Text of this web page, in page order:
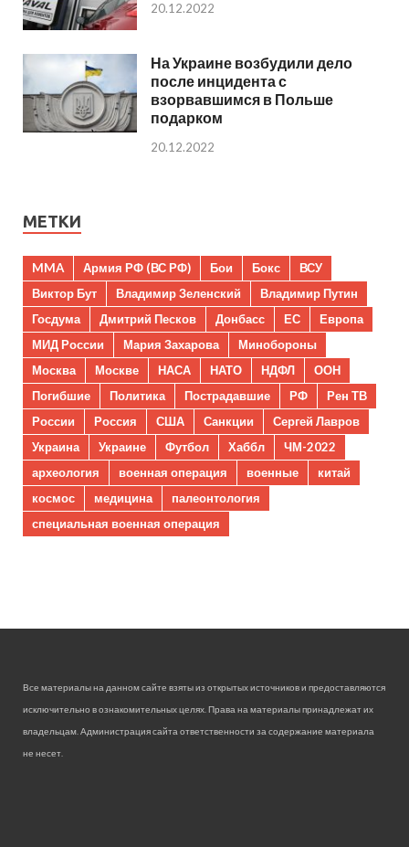
20.12.2022
На Украине возбудили дело
после инцидента с
взорвавшимся в Польше
подарком
20.12.2022
МЕТКИ
MMA Армия РФ (ВС РФ) Бои Бокс
ВСУ
Виктор Бут
Владимир Зеленский
Владимир Путин
Госдума
Дмитрий Песков Донбасс ЕС
Европа
МИД России
Мария Захарова
Минобороны
Москва
Москве НАСА НАТО НДФЛ
ООН
Погибшие
Политика Пострадавшие РФ
Рен ТВ
России
Россия США Санкции
Сергей Лавров
Украина
Украине Футбол Хаббл
ЧМ-2022
археология
военная операция военные
китай
космос
медицина
палеонтология
специальная военная операция
Все материалы на данном сайте взяты из открытых источников и предоставляются
исключительно в ознакомительных целях. Права на материалы принадлежат их
владельцам. Администрация сайта ответственности за содержание материала
не несет.